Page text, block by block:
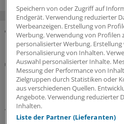
MEHR ZUM THEMA
Notfallversorgung
Neuer Bereitschaftsdienst
Erfolgsmodell
In nur zwölf Stunden waren die
vergeben: Der neu strukturierte
Bereitschaftsdienst in
Speichern von oder Zugriff auf
Endgerät. Verwendung reduzierter
Werbeanzeigen. Erstellung von
Werbung. Verwendung von Profilen
personalisierter Werbung.
Personalisierung von Inhalten.
Auswahl personalisierter Inhalte.
Messung der Performance von
Zielgruppen durch Statistiken oder
aus verschiedenen Quellen.
Angebote. Verwendung reduzierter
Inhalten.
Liste der Partner (Lieferanten)